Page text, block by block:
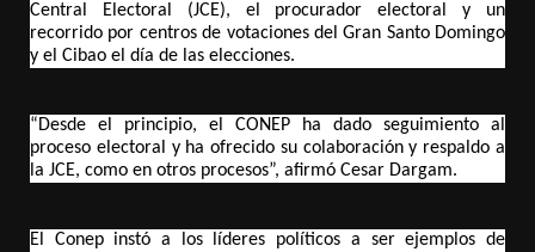
Central Electoral (JCE), el procurador electoral y un
recorrido por centros de votaciones del Gran Santo Domingo
y el Cibao el día de las elecciones.
“Desde el principio, el CONEP ha dado seguimiento al
proceso electoral y ha ofrecido su colaboración y respaldo a
la JCE, como en otros procesos”, afirmó Cesar Dargam.
El Conep instó a los líderes políticos a ser ejemplos de